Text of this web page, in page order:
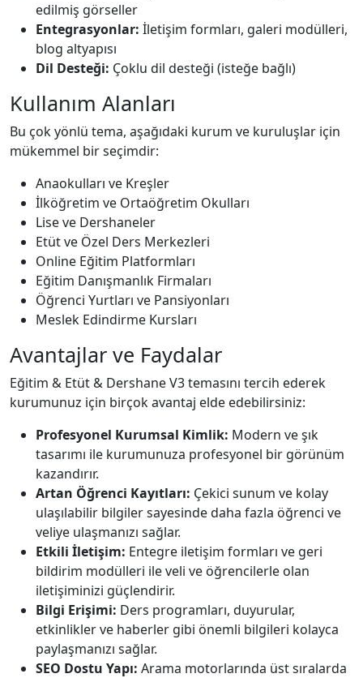
edilmiş görseller
Entegrasyonlar: İletişim formları, galeri modülleri,
blog altyapısı
Dil Desteği: Çoklu dil desteği (isteğe bağlı)
Kullanım Alanları
Bu çok yönlü tema, aşağıdaki kurum ve kuruluşlar için
mükemmel bir seçimdir:
Anaokulları ve Kreşler
İlköğretim ve Ortaöğretim Okulları
Lise ve Dershaneler
Etüt ve Özel Ders Merkezleri
Online Eğitim Platformları
Eğitim Danışmanlık Firmaları
Öğrenci Yurtları ve Pansiyonları
Meslek Edindirme Kursları
Avantajlar ve Faydalar
Eğitim & Etüt & Dershane V3 temasını tercih ederek
kurumunuz için birçok avantaj elde edebilirsiniz:
Profesyonel Kurumsal Kimlik: Modern ve şık
tasarımı ile kurumunuza profesyonel bir görünüm
kazandırır.
Artan Öğrenci Kayıtları: Çekici sunum ve kolay
ulaşılabilir bilgiler sayesinde daha fazla öğrenci ve
veliye ulaşmanızı sağlar.
Etkili İletişim: Entegre iletişim formları ve geri
bildirim modülleri ile veli ve öğrencilerle olan
iletişiminizi güçlendirir.
Bilgi Erişimi: Ders programları, duyurular,
etkinlikler ve haberler gibi önemli bilgileri kolayca
paylaşmanızı sağlar.
SEO Dostu Yapı: Arama motorlarında üst sıralarda